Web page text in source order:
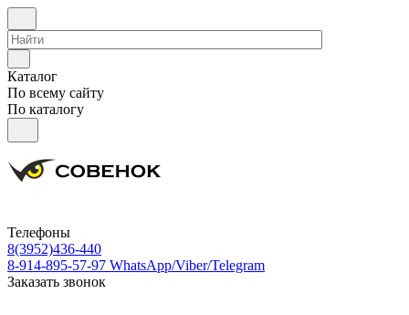
Каталог
По всему сайту
По каталогу
Телефоны
8(3952)436-440
8-914-895-57-97 WhatsApp/Viber/Telegram
Заказать звонок